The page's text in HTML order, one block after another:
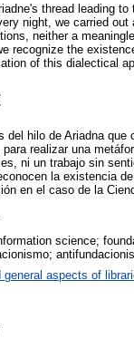
thread leading
night, we carried
neither a
recognize the
of this dialectical
del hilo de Ariadna
realizar una
ni un trabajo sin
la existencia
en el caso de la
science;
aspects of